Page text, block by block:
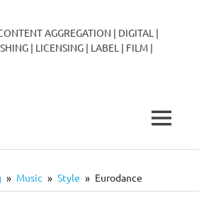
AGGREGATION | DIGITAL |
| LICENSING | LABEL | FILM |
MENÜ
Music Style Eurodance